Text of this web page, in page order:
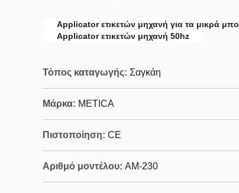
Applicator ετικετών μηχανή για τα μικρά
Applicator ετικετών μηχανή 50hz
Τόπος καταγωγής: Σαγκάη
Μάρκα: METICA
Πιστοποίηση: CE
Αριθμό μοντέλου: ΑΜ-230